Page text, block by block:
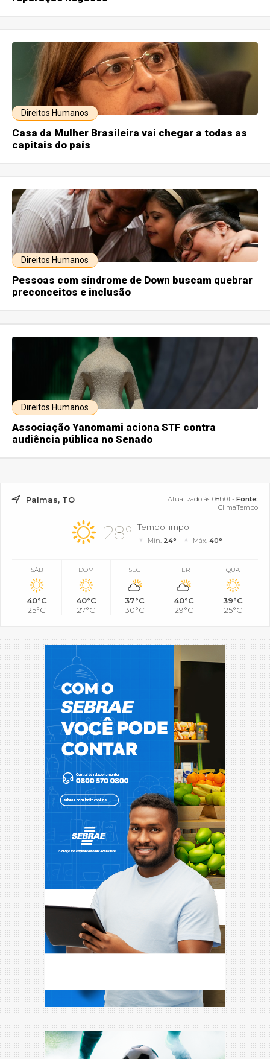
Direitos Humanos
Casa da Mulher Brasileira vai chegar a todas as
capitais do país
Direitos Humanos
Pessoas com síndrome de Down buscam quebrar
preconceitos e inclusão
Direitos Humanos
Associação Yanomami aciona STF contra
audiência pública no Senado
Palmas, TO Atualizado às 08h01 - Fonte:
ClimaTempo
28° Tempo limpo
Mín. 24° Máx.40°
SÁB
40°C
25°C
DOM
40°C
27°C
SEG
37°C
30°C
TER
40°C
29°C
QUA
39°C
25°C